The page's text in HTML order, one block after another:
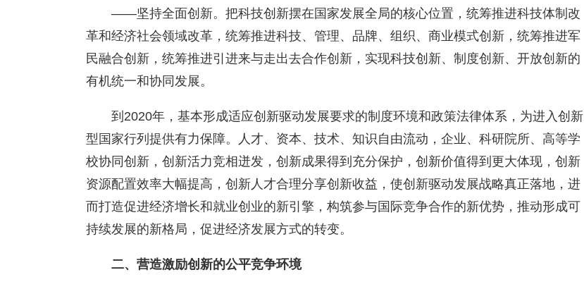
——坚持全面创新。把科技创新摆在国家发展全局的核心位置，统筹推进科技体制改
革和经济社会领域改革，统筹推进科技、管理、品牌、组织、商业模式创新，统筹推进军
民融合创新，统筹推进引进来与走出去合作创新，实现科技创新、制度创新、开放创新的
有机统一和协同发展。
到2020年，基本形成适应创新驱动发展要求的制度环境和政策法律体系，为进入创新
型国家行列提供有力保障。人才、资本、技术、知识自由流动，企业、科研院所、高等学
校协同创新，创新活力竞相迸发，创新成果得到充分保护，创新价值得到更大体现，创新
资源配置效率大幅提高，创新人才合理分享创新收益，使创新驱动发展战略真正落地，进
而打造促进经济增长和就业创业的新引擎，构筑参与国际竞争合作的新优势，推动形成可
持续发展的新格局，促进经济发展方式的转变。
二、营造激励创新的公平竞争环境